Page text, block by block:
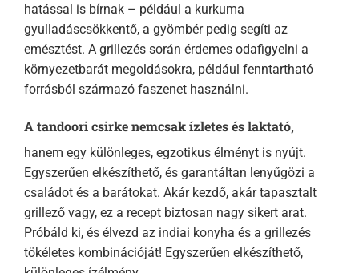
hatással is bírnak – például a kurkuma
gyulladáscsökkentő, a gyömbér pedig segíti az
emésztést. A grillezés során érdemes odafigyelni a
környezetbarát megoldásokra, például fenntartható
forrásból származó faszenet használni.
A tandoori csirke nemcsak ízletes és laktató,
hanem egy különleges, egzotikus élményt is nyújt.
Egyszerűen elkészíthető, és garantáltan lenyűgözi a
családot és a barátokat. Akár kezdő, akár tapasztalt
grillező vagy, ez a recept biztosan nagy sikert arat.
Próbáld ki, és élvezd az indiai konyha és a grillezés
tökéletes kombinációját! Egyszerűen elkészíthető,